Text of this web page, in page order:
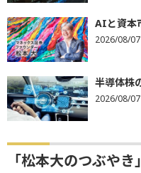
AIと資本
2026/08/07
半導体株
2026/08/07
「松本大のつぶや